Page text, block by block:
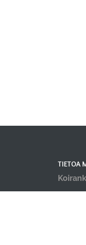
TIETOA